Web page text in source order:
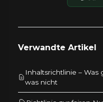
Verwandte Artikel
Inhaltsrichtlinie –
was nicht